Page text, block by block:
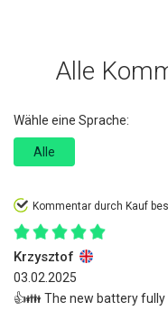
Alle
Wähle eine Sprache:
Alle
Kommentar durch Kauf
Krzysztof
03.02.2025
👍👪 The new battery